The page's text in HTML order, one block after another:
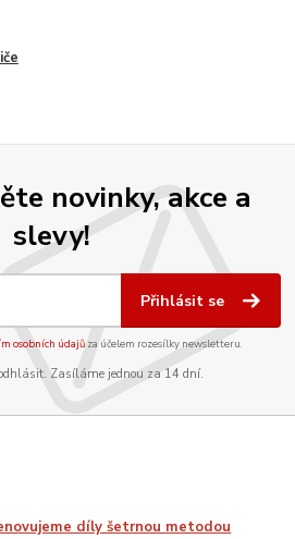
novinky, akce a
slevy!
Přihlásit se
osobních údajůza účelem rozesílky newsletteru.
Zasíláme jednou za 14 dní.
díly šetrnou metodou